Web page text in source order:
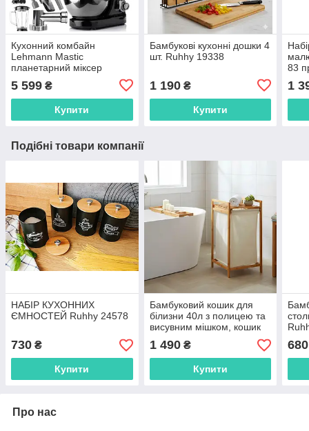
Кухонний комбайн
Lehmann Mastic
планетарний міксер
LHOPM-1305A ЧОРНИЙ
5 599 ₴
Купити
Бамбукові кухонні дошки 4
шт. Ruhhy 19338
1 190₴
Купити
83
1
Подібні товари компанії
НАБІР КУХОННИХ
ЄМНОСТЕЙ Ruhhy 24578
730 ₴
Купити
Бамбуковий кошик для
білизни 40л з полицею та
висувним мішком, кошик
для білизни у ванну
HANOI
1 490₴
Купити
680
Про нас